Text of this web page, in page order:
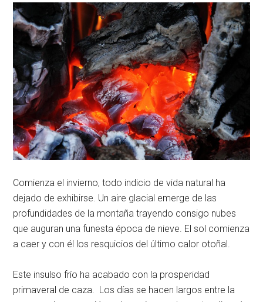
Comienza el invierno, todo indicio de vida natural ha
dejado de exhibirse. Un aire glacial emerge de las
profundidades de la montaña trayendo consigo nubes
que auguran una funesta época de nieve. El sol comienza
a caer y con él los resquicios del último calor otoñal.
Este insulso frío ha acabado con la prosperidad
primaveral de caza. Los días se hacen largos entre la